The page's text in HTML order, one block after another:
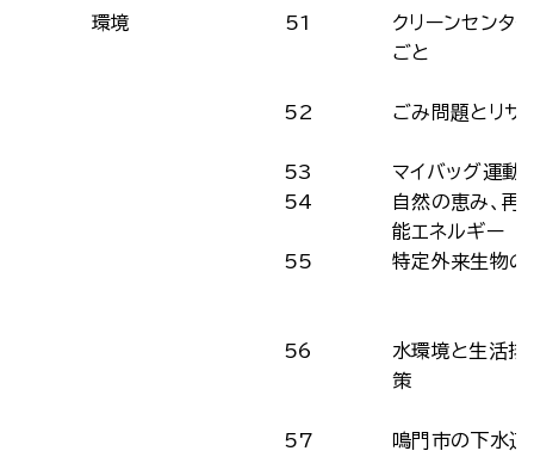
環境 51
クリーンセンタ
ごと
52 ごみ問題とリサ
53
マイバッグ運動
54
自然の恵み、再
能エネルギー
55
特定外来生物の
56
水環境と生活排
策
57 鳴門市の下水道